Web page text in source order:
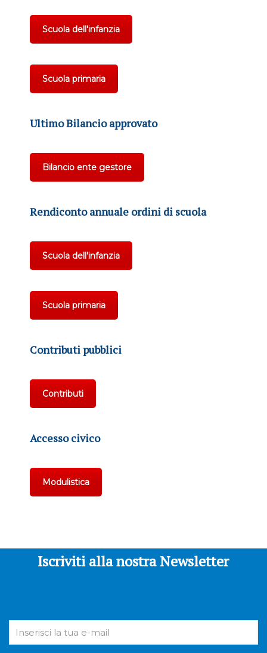
Scuola dell'infanzia
Scuola primaria
Ultimo Bilancio approvato
Bilancio ente gestore
Rendiconto annuale ordini di scuola
Scuola dell'infanzia
Scuola primaria
Contributi pubblici
Contributi
Accesso civico
Modulistica
Iscriviti alla nostra Newsletter